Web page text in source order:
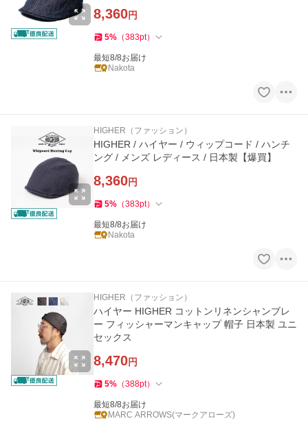
8,360円
5% （383pt）
最短8/8お届け
Nakota
HIGHER（ファッション）
HIGHER / ハイヤー / ウィップコード / ハンチ
ング / メンズ レディース / 日本製【爆買】
8,360円
5% （383pt）
最短8/8お届け
Nakota
HIGHER（ファッション）
ハイヤー HIGHER コットンリネンシャンブレ
ー フィッシャーマンキャップ 帽子 日本製 ユニ
セックス
8,470円
5% （388pt）
最短8/8お届け
MARC ARROWS(マークアローズ)